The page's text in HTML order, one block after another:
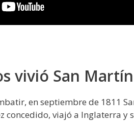
vivió San
en septiembre de 1811
concedido, viajó a Inglaterra y